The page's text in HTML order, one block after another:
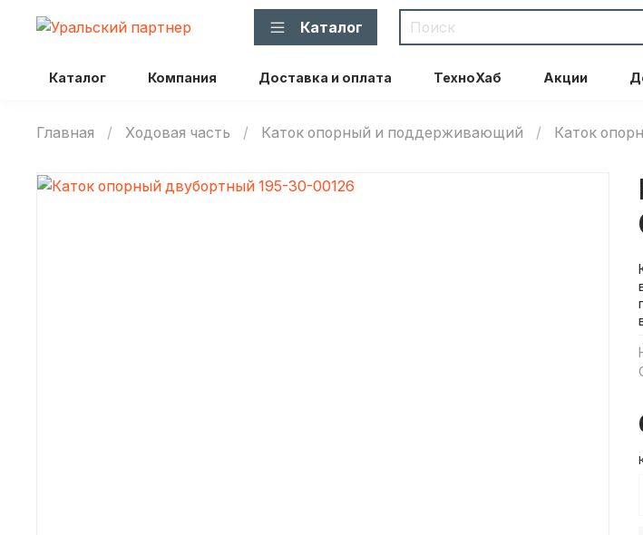
Каталог Компания Доставка и оплата ТехноХаб Акции
Каталог
Главная Ходовая часть Каток опорный и поддерживающий Каток